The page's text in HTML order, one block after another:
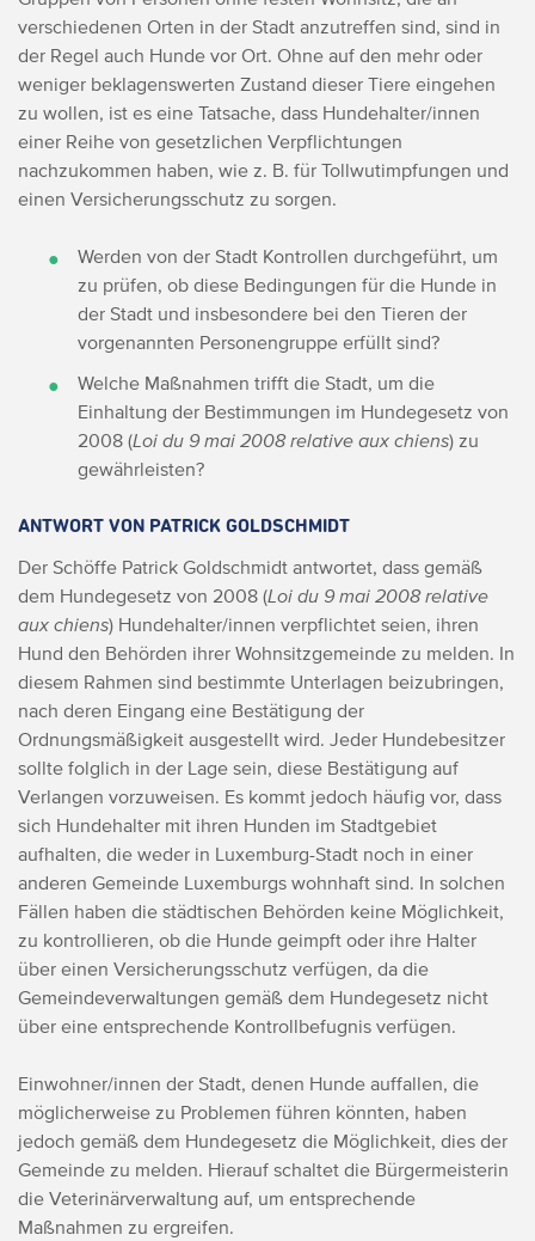
verschiedenen Orten in der Stadt anzutreffen sind, sind in
der Regel auch Hunde vor Ort. Ohne auf den mehr oder
weniger beklagenswerten Zustand dieser Tiere eingehen
zu wollen, ist es eine Tatsache, dass Hundehalter/innen
einer Reihe von gesetzlichen Verpflichtungen
nachzukommen haben, wie z. B. für Tollwutimpfungen und
einen Versicherungsschutz zu sorgen.
Werden von der Stadt Kontrollen durchgeführt, um
zu prüfen, ob diese Bedingungen für die Hunde in
der Stadt und insbesondere bei den Tieren der
vorgenannten Personengruppe erfüllt sind?
Welche Maßnahmen trifft die Stadt, um die
Einhaltung der Bestimmungen im Hundegesetz von
2008 (Loi du 9 mai 2008 relative aux chiens) zu
gewährleisten?
ANTWORT VON PATRICK GOLDSCHMIDT
Der Schöffe Patrick Goldschmidt antwortet, dass gemäß
dem Hundegesetz von 2008 (Loi du 9 mai 2008 relative
aux chiens) Hundehalter/innen verpflichtet seien, ihren
Hund den Behörden ihrer Wohnsitzgemeinde zu melden. In
diesem Rahmen sind bestimmte Unterlagen beizubringen,
nach deren Eingang eine Bestätigung der
Ordnungsmäßigkeit ausgestellt wird. Jeder Hundebesitzer
sollte folglich in der Lage sein, diese Bestätigung auf
Verlangen vorzuweisen. Es kommt jedoch häufig vor, dass
sich Hundehalter mit ihren Hunden im Stadtgebiet
aufhalten, die weder in Luxemburg-Stadt noch in einer
anderen Gemeinde Luxemburgs wohnhaft sind. In solchen
Fällen haben die städtischen Behörden keine Möglichkeit,
zu kontrollieren, ob die Hunde geimpft oder ihre Halter
über einen Versicherungsschutz verfügen, da die
Gemeindeverwaltungen gemäß dem Hundegesetz nicht
über eine entsprechende Kontrollbefugnis verfügen.
Einwohner/innen der Stadt, denen Hunde auffallen, die
möglicherweise zu Problemen führen könnten, haben
jedoch gemäß dem Hundegesetz die Möglichkeit, dies der
Gemeinde zu melden. Hierauf schaltet die Bürgermeisterin
die Veterinärverwaltung auf, um entsprechende
Maßnahmen zu ergreifen.